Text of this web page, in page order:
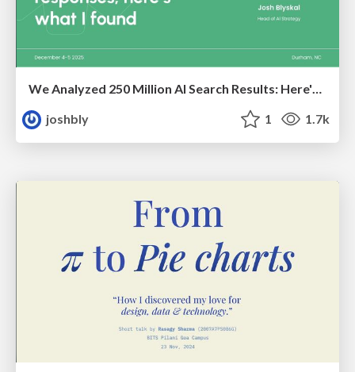
We Analyzed 250 Million AI Search Results: Here's What I Found
joshbly
1 1.7k